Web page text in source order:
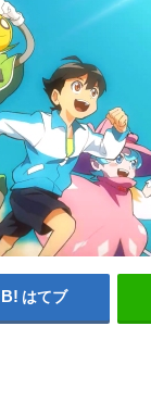
はてブ